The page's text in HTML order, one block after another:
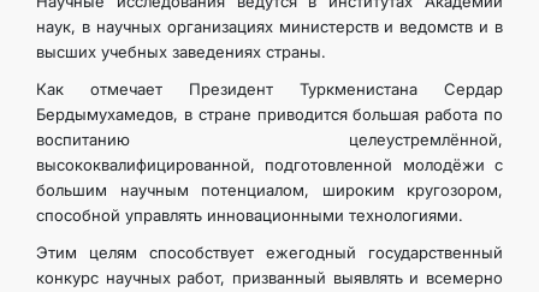
наук, в научных организациях министерств и ведомств и в
высших учебных заведениях страны.
Как отмечает Президент Туркменистана Сердар
Бердымухамедов, в стране приводится большая работа по
воспитанию целеустремлённой,
высококвалифицированной, подготовленной молодёжи с
большим научным потенциалом, широким кругозором,
способной управлять инновационными технологиями.
Этим целям способствует ежегодный государственный
конкурс научных работ, призванный выявлять и всемерно